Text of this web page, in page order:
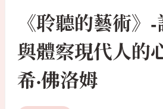
《聆聽的藝術》
與體察現代人的
希·佛洛姆